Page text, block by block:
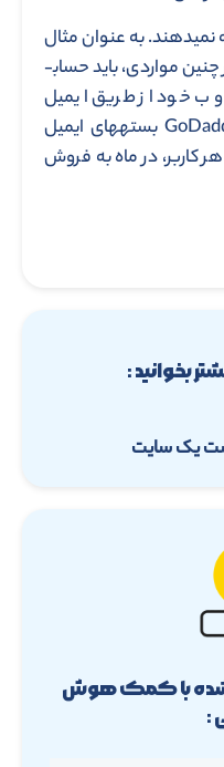
بخوانید :
یک سایت
شده با کمک هوش
:
انتخاب